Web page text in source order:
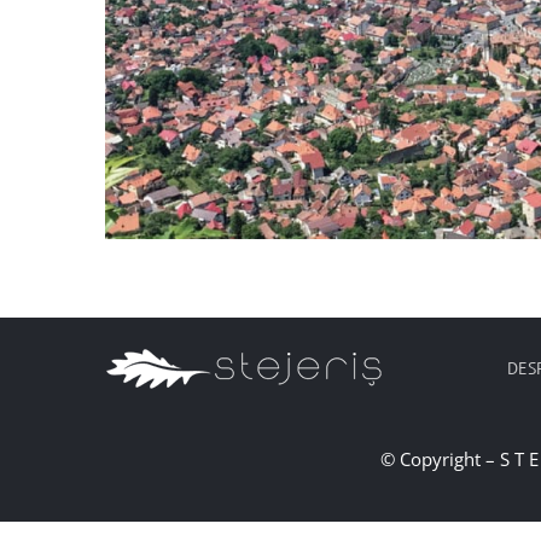
© Copyright – S T E